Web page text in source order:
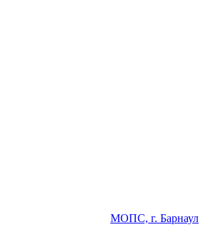
МОПС, г. Барнаул